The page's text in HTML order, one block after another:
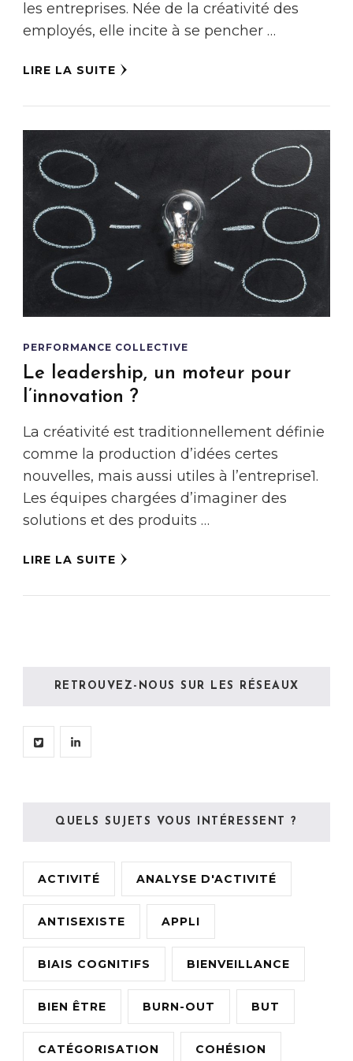
les entreprises. Née de la créativité des
employés, elle incite à se pencher …
LIRE LA SUITE
PERFORMANCE COLLECTIVE
Le leadership, un moteur pour
l’innovation ?
La créativité est traditionnellement définie
comme la production d’idées certes
nouvelles, mais aussi utiles à l’entreprise1.
Les équipes chargées d’imaginer des
solutions et des produits …
LIRE LA SUITE
RETROUVEZ-NOUS SUR LES RÉSEAUX
QUELS SUJETS VOUS INTÉRESSENT ?
ACTIVITÉ ANALYSE D'ACTIVITÉ
ANTISEXISTE APPLI
BIAIS COGNITIFS BIENVEILLANCE
BIEN ÊTRE BURN-OUT BUT
CATÉGORISATION COHÉSION